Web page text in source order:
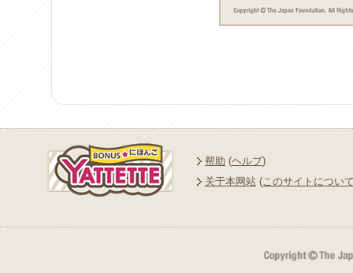
帮助 (ヘルプ)
关于本网站 (このサイトについ